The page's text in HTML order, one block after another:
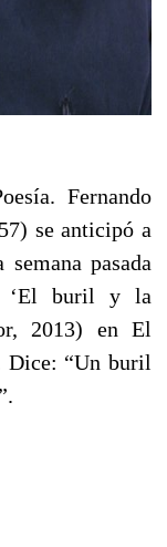
Fernando
se anticipó a
pasada
‘El buril y la
2013) en El
Dice: “Un buril